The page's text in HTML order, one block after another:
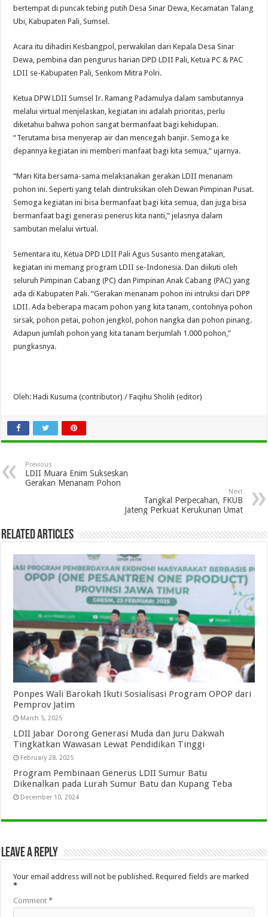
bertempat di puncak tebing putih Desa Sinar Dewa, Kecamatan Talang
Ubi, Kabupaten Pali, Sumsel.
Acara itu dihadiri Kesbangpol, perwakilan dari Kepala Desa Sinar
Dewa, pembina dan pengurus harian DPD LDII Pali, Ketua PC & PAC
LDII se-Kabupaten Pali, Senkom Mitra Polri.
Ketua DPW LDII Sumsel Ir. Ramang Padamulya dalam sambutannya
melalui virtual menjelaskan, kegiatan ini adalah prioritas, perlu
diketahui bahwa pohon sangat bermanfaat bagi kehidupan.
“Terutama bisa menyerap air dan mencegah banjir. Semoga ke
depannya kegiatan ini memberi manfaat bagi kita semua,” ujarnya.
“Mari Kita bersama-sama melaksanakan gerakan LDII menanam
pohon ini. Seperti yang telah diintruksikan oleh Dewan Pimpinan Pusat.
Semoga kegiatan ini bisa bermanfaat bagi kita semua, dan juga bisa
bermanfaat bagi generasi penerus kita nanti,” jelasnya dalam
sambutan melalui virtual.
Sementara itu, Ketua DPD LDII Pali Agus Susanto mengatakan,
kegiatan ini memang program LDII se-Indonesia. Dan diikuti oleh
seluruh Pimpinan Cabang (PC) dan Pimpinan Anak Cabang (PAC) yang
ada di Kabupaten Pali. “Gerakan menanam pohon ini intruksi dari DPP
LDII. Ada beberapa macam pohon yang kita tanam, contohnya pohon
sirsak, pohon petai, pohon jengkol, pohon nangka dan pohon pinang.
Adapun jumlah pohon yang kita tanam berjumlah 1.000 pohon,”
pungkasnya.
Oleh: Hadi Kusuma (contributor) / Faqihu Sholih (editor)
Previous
LDII Muara Enim Sukseskan
Gerakan Menanam Pohon
Next
Tangkal Perpecahan, FKUB
Jateng Perkuat Kerukunan Umat
Related Articles
Ponpes Wali Barokah Ikuti Sosialisasi Program OPOP dari
Pemprov Jatim
March 5, 2025
LDII Jabar Dorong Generasi Muda dan Juru Dakwah
Tingkatkan Wawasan Lewat Pendidikan Tinggi
February 28, 2025
Program Pembinaan Generus LDII Sumur Batu
Dikenalkan pada Lurah Sumur Batu dan Kupang Teba
December 10, 2024
Leave a Reply
Your email address will not be published. Required fields are marked
*
Comment*